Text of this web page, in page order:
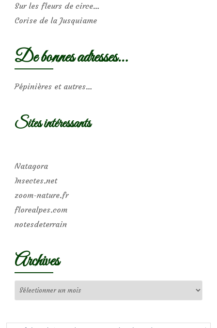
Sur les fleurs de circe…
Corise de la Jusquiame
De bonnes adresses…
Pépinières et autres…
Sites intéressants
Natagora
Insectes.net
zoom-nature.fr
florealpes.com
notesdeterrain
Archives